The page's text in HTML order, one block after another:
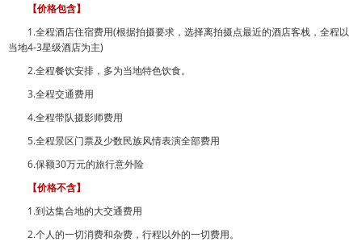
【价格包含】
1.全程酒店住宿费用(根据拍摄要求，选择离拍摄点最近的酒店客栈，全程以
当地4-3星级酒店为主)
2.全程餐饮安排，多为当地特色饮食。
3.全程交通费用
4.全程带队摄影师费用
5.全程景区门票及少数民族风情表演全部费用
6.保额30万元的旅行意外险
【价格不含】
1.到达集合地的大交通费用
2.个人的一切消费和杂费，行程以外的一切费用。